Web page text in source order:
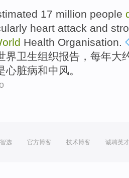
17 million people
heart attack and
Health Organisation.
界卫生组织报告， 每年大
心脏病和中风。
选 官方博客 技术博客 诚聘英才